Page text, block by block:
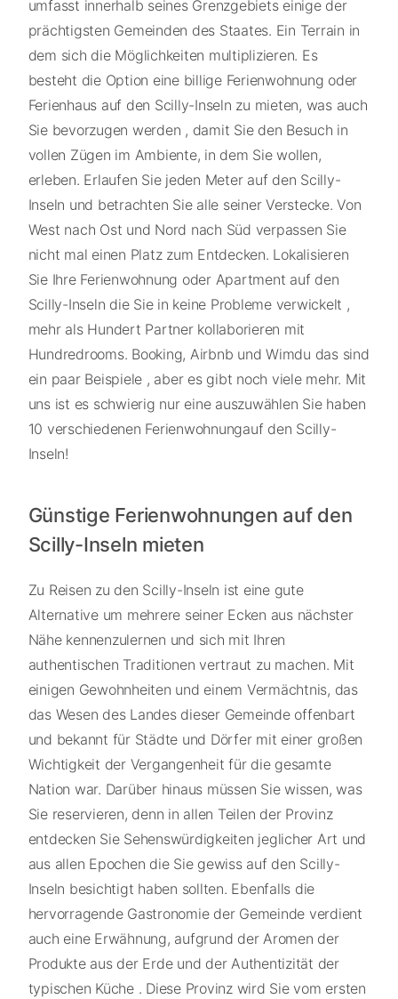
umfasst innerhalb seines Grenzgebiets einige der
prächtigsten Gemeinden des Staates. Ein Terrain in
dem sich die Möglichkeiten multiplizieren. Es
besteht die Option eine billige Ferienwohnung oder
Ferienhaus auf den Scilly-Inseln zu mieten, was auch
Sie bevorzugen werden , damit Sie den Besuch in
vollen Zügen im Ambiente, in dem Sie wollen,
erleben. Erlaufen Sie jeden Meter auf den Scilly-
Inseln und betrachten Sie alle seiner Verstecke. Von
West nach Ost und Nord nach Süd verpassen Sie
nicht mal einen Platz zum Entdecken. Lokalisieren
Sie Ihre Ferienwohnung oder Apartment auf den
Scilly-Inseln die Sie in keine Probleme verwickelt ,
mehr als Hundert Partner kollaborieren mit
Hundredrooms. Booking, Airbnb und Wimdu das sind
ein paar Beispiele , aber es gibt noch viele mehr. Mit
uns ist es schwierig nur eine auszuwählen Sie haben
10 verschiedenen Ferienwohnungauf den Scilly-
Inseln!
Günstige Ferienwohnungen auf den
Scilly-Inseln mieten
Zu Reisen zu den Scilly-Inseln ist eine gute
Alternative um mehrere seiner Ecken aus nächster
Nähe kennenzulernen und sich mit Ihren
authentischen Traditionen vertraut zu machen. Mit
einigen Gewohnheiten und einem Vermächtnis, das
das Wesen des Landes dieser Gemeinde offenbart
und bekannt für Städte und Dörfer mit einer großen
Wichtigkeit der Vergangenheit für die gesamte
Nation war. Darüber hinaus müssen Sie wissen, was
Sie reservieren, denn in allen Teilen der Provinz
entdecken Sie Sehenswürdigkeiten jeglicher Art und
aus allen Epochen die Sie gewiss auf den Scilly-
Inseln besichtigt haben sollten. Ebenfalls die
hervorragende Gastronomie der Gemeinde verdient
auch eine Erwähnung, aufgrund der Aromen der
Produkte aus der Erde und der Authentizität der
typischen Küche . Diese Provinz wird Sie vom ersten